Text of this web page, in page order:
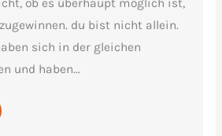
ob es überhaupt möglich ist,
du bist nicht allein.
sich in der gleichen
und haben...